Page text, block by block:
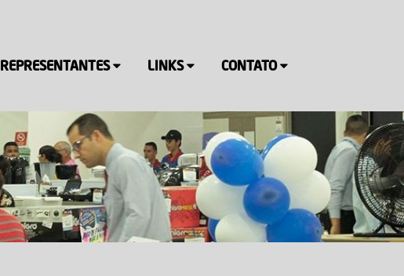
REPRESENTANTES LINKS CONTATO